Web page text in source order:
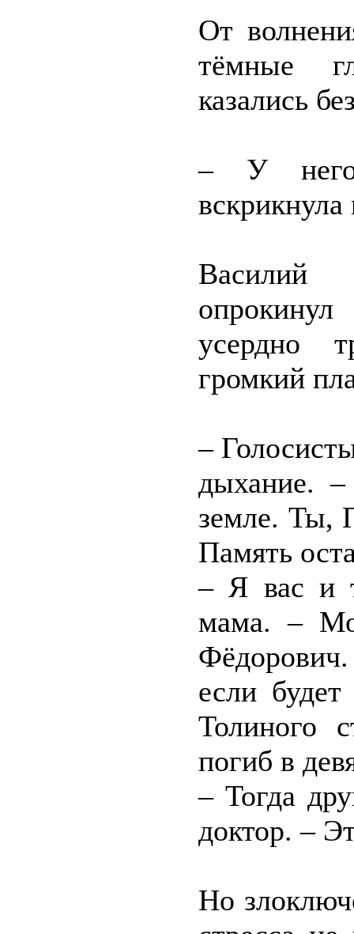
От
тёмные
казались
– У него
Василий
усердно
громкий
–
дыхание.
земле. Ты,
Память
– Я вас и
мама. –
если
Толиного
погиб в
– Тогда
доктор. –
Но